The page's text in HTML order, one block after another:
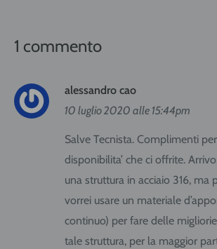
1 commento
alessandro cao
10 luglio 2020 alle 15:44pm
Salve Tecnista. Complimenti
disponibilita’ che ci offrite.
una struttura in acciaio 316, ma
vorrei usare un materiale
continuo) per fare delle
tale struttura, per la maggior